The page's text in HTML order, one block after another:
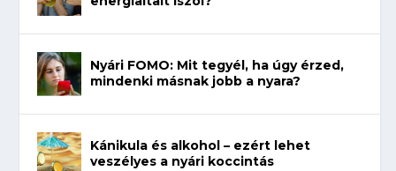
Nyári FOMO: Mit tegyél, ha úgy érzed,
mindenki másnak jobb a nyara?
Kánikula és alkohol – ezért lehet
veszélyes a nyári koccintás